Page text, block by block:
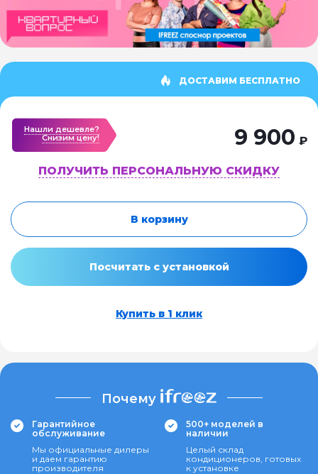
ДОСТАВИМ БЕСПЛАТНО
Нашли дешевле?
Cнизим цену!
9 900 ₽
ПОЛУЧИТЬ ПЕРСОНАЛЬНУЮ СКИДКУ
В корзину
Посчитать с установкой
Купить в 1 клик
Почему
Гарантийное
обслуживание
Мы официальные дилеры
и даем гарантию
производителя
500+ моделей в
наличии
Целый склад
кондиционеров, готовых
к установке